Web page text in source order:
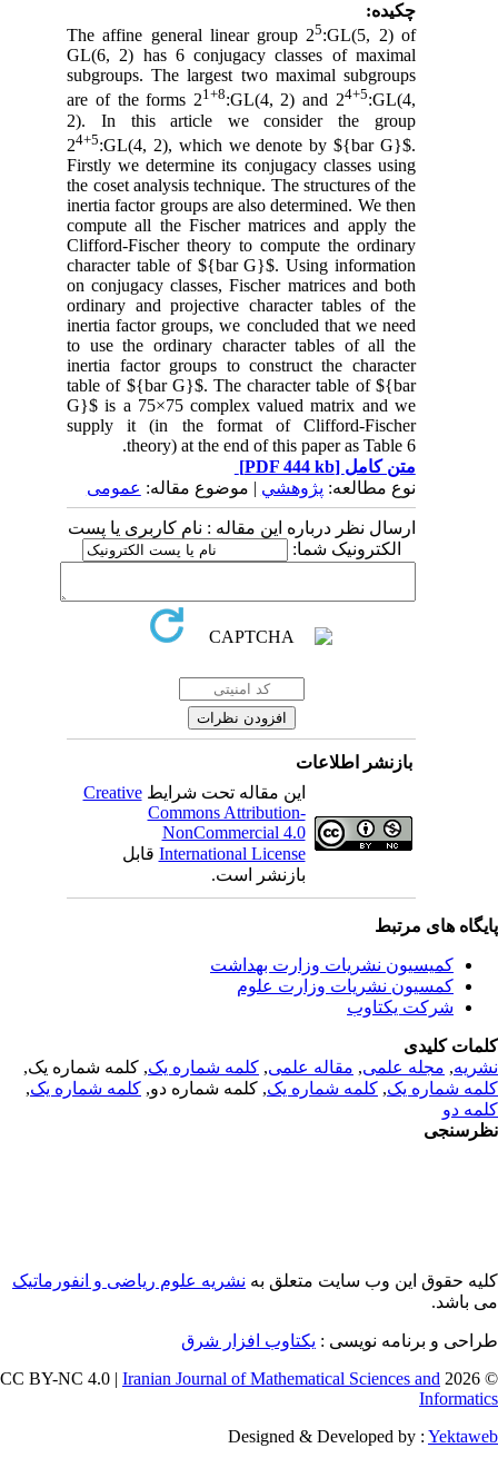
چکیده:
The affine general linear group 25:GL(5, 2) of
GL(6, 2) has 6 conjugacy classes of maximal
subgroups. The largest two maximal subgroups
are of the forms 21+8:GL(4, 2) and 24+5:GL(4,
2). In this article we consider the group
24+5:GL(4, 2), which we denote by ${bar G}$.
Firstly we determine its conjugacy classes using
the coset analysis technique. The structures of the
inertia factor groups are also determined. We then
compute all the Fischer matrices and apply the
Clifford-Fischer theory to compute the ordinary
character table of ${bar G}$. Using information
on conjugacy classes, Fischer matrices and both
ordinary and projective character tables of the
inertia factor groups, we concluded that we need
to use the ordinary character tables of all the
inertia factor groups to construct the character
table of ${bar G}$. The character table of ${bar
G}$ is a 75×75 complex valued matrix and we
supply it (in the format of Clifford-Fischer
theory) at the end of this paper as Table 6.
متن کامل[PDF 444 kb]
نوع مطالعه:پژوهشي| موضوع مقاله:عمومى
ارسال نظر درباره این مقاله : نام کاربری یا پست
الکترونیک شما:
بازنشر اطلاعات
این مقاله تحت شرایطCreative
Commons Attribution-
NonCommercial 4.0
International Licenseقابل
بازنشر است.
های مرتبط
کمیسیون نشریات وزارت بهداشت
کمسیون نشریات وزارت علوم
شرکت یکتاوب
کلیدی
,مجله علمی, مقاله علمی, کلمه شماره یک, کلمه شماره یک,
شماره یک,کلمه شماره یک, کلمه شماره دو,کلمه شماره یک,
دو
حقوق این وب سایت متعلق بهنشریه علوم ریاضی و انفورماتیک
باشد.
و برنامه نویسی : یکتاوب افزار شرق
©
Iranian Journal of Mathematical Sciences and
Designed & Developed by :